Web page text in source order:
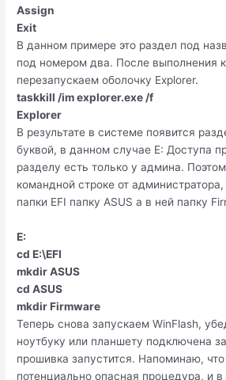
Assign
Exit
В данном примере это раздел под
под номером два. После выполнения
перезапускаем оболочку Explorer.
taskkill /im explorer.exe /f
Explorer
В результате в системе появится
буквой, в данном случае E: Доступа
разделу есть только у админа.
командной строке от
папки EFI папку ASUS а в ней папку
E:
cd E:\EFI
mkdir ASUS
cd ASUS
mkdir Firmware
Теперь снова запускаем WinFlash,
ноутбуку или планшету подключена
прошивка запустится. Напоминаю,
потенциально опасная процедура, и